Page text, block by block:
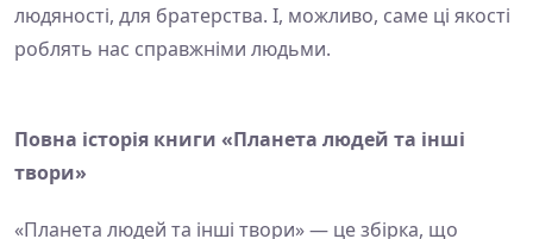
людяності, для братерства. І, можливо, саме ці якості
роблять нас справжніми людьми.
Повна історія книги «Планета людей та інші
твори»
«Планета людей та інші твори» — це збірка, що